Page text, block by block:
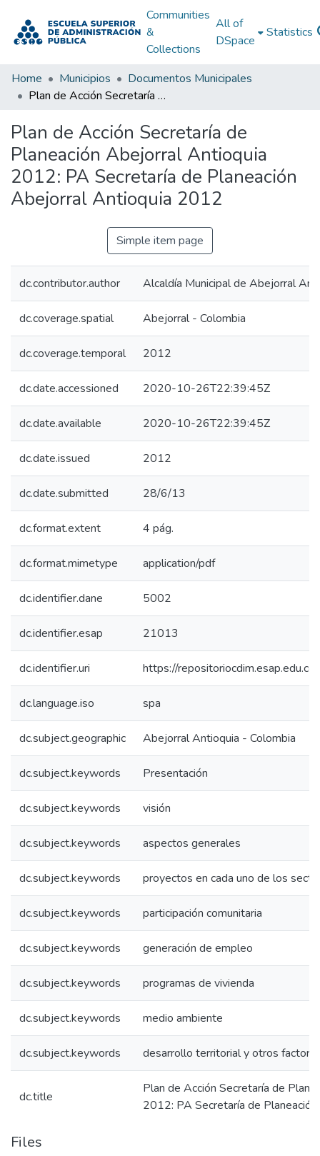
Communities
&
Collections
All of
DSpace
Statistics
Home Municipios
Documentos Municipales
Plan de Acción Secretaría de Planeación Abejorral Antioquia 2012: PA Secretaría de Planeación Abejorral Antioquia 2012
Plan de Acción Secretaría de
Planeación Abejorral Antioquia
2012: PA Secretaría de Planeación
Abejorral Antioquia 2012
Simple item page
dc.contributor.author Alcaldía Municipal de Abejorral
dc.coverage.spatial Abejorral - Colombia
dc.coverage.temporal 2012
dc.date.accessioned 2020-10-26T22:39:45Z
dc.date.available 2020-10-26T22:39:45Z
dc.date.issued 2012
dc.date.submitted 28/6/13
dc.format.extent 4 pág.
dc.format.mimetype application/pdf
dc.identifier.dane 5002
dc.identifier.esap 21013
dc.identifier.uri https://
dc.language.iso spa
dc.subject.geographic Abejorral Antioquia - Colombia
dc.subject.keywords Presentación
dc.subject.keywords visión
dc.subject.keywords aspectos generales
dc.subject.keywords proyectos en cada uno de los
dc.subject.keywords participación comunitaria
dc.subject.keywords generación de empleo
dc.subject.keywords programas de vivienda
dc.subject.keywords medio ambiente
dc.subject.keywords desarrollo territorial y otros
dc.title
Plan de Acción Secretaría de
2012: PA Secretaría de
Files